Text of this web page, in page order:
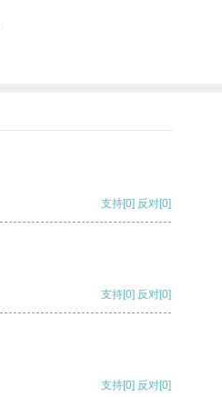
支持[0] 反对[0]
支持[0] 反对[0]
支持[0] 反对[0]